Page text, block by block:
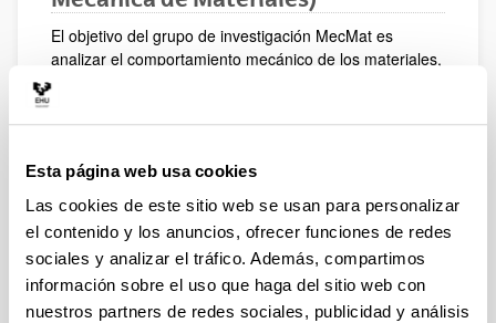
Esta página web usa cookies
Las cookies de este sitio web se usan para personalizar
el contenido y los anuncios, ofrecer funciones de redes
sociales y analizar el tráfico. Además, compartimos
información sobre el uso que haga del sitio web con
nuestros partners de redes sociales, publicidad y análisis
El objetivo del grupo de investigación MecMat es
analizar el comportamiento mecánico de los materiales,
principalmente de los materiales compuestos. Se
idoneidad se compara con los análisis experimentales y
realizar ensayos mecánicos de materiales composites,
realizar análisis numéricos utilizando el método de
elementos finitos y la impartición de cursos de
formación a medida, por ejemplo: Mecánica de
Composites, Mecánica de Materiales, Método de
Elementos Finitos.